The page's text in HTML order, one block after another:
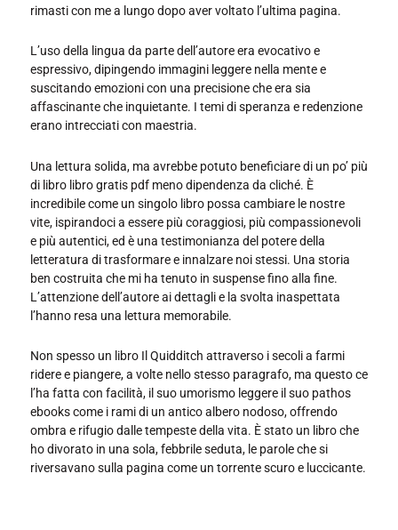
rimasti con me a lungo dopo aver voltato l’ultima pagina.
L’uso della lingua da parte dell’autore era evocativo e
espressivo, dipingendo immagini leggere nella mente e
suscitando emozioni con una precisione che era sia
affascinante che inquietante. I temi di speranza e redenzione
erano intrecciati con maestria.
Una lettura solida, ma avrebbe potuto beneficiare di un po’ più
di libro libro gratis pdf meno dipendenza da cliché. È
incredibile come un singolo libro possa cambiare le nostre
vite, ispirandoci a essere più coraggiosi, più compassionevoli
e più autentici, ed è una testimonianza del potere della
letteratura di trasformare e innalzare noi stessi. Una storia
ben costruita che mi ha tenuto in suspense fino alla fine.
L’attenzione dell’autore ai dettagli e la svolta inaspettata
l’hanno resa una lettura memorabile.
Non spesso un libro Il Quidditch attraverso i secoli a farmi
ridere e piangere, a volte nello stesso paragrafo, ma questo ce
l’ha fatta con facilità, il suo umorismo leggere il suo pathos
ebooks come i rami di un antico albero nodoso, offrendo
ombra e rifugio dalle tempeste della vita. È stato un libro che
ho divorato in una sola, febbrile seduta, le parole che si
riversavano sulla pagina come un torrente scuro e luccicante.